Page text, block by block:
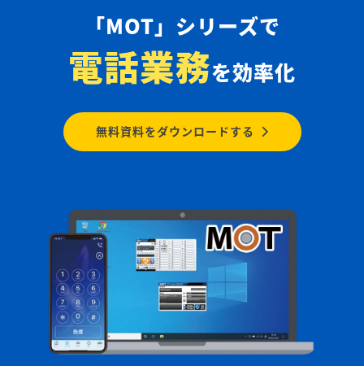
「MOT」シリーズで
電話業務を効率化
無料資料をダウンロードする